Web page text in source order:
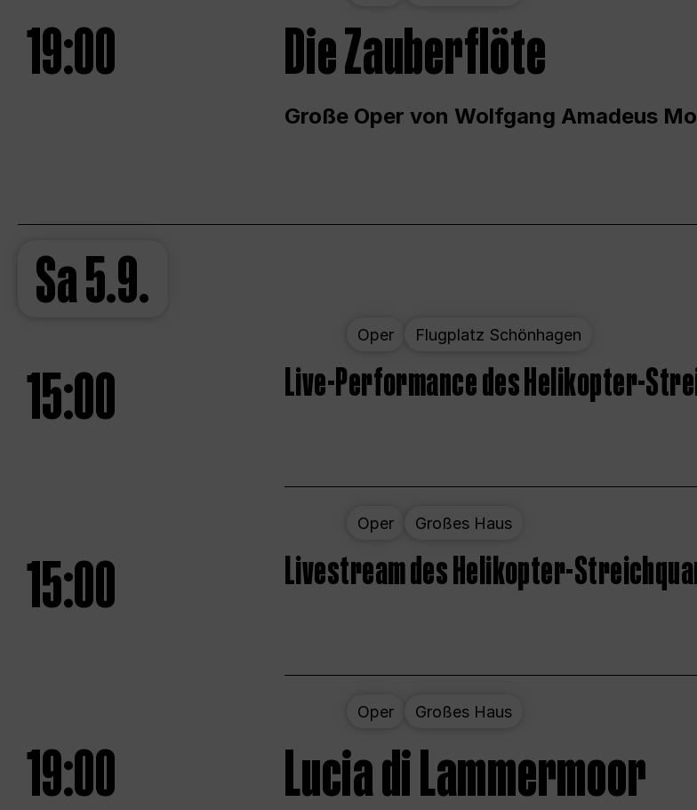
19:00 Die Zauberflöte
Große Oper von Wolfgang Amadeus
Sa5.9.
Oper Flugplatz Schönhagen
15:00 Live-Performance des Helikopter-
Oper Großes Haus
15:00 Livestream des Helikopter-
Oper Großes Haus
19:00 Lucia di Lammermoor